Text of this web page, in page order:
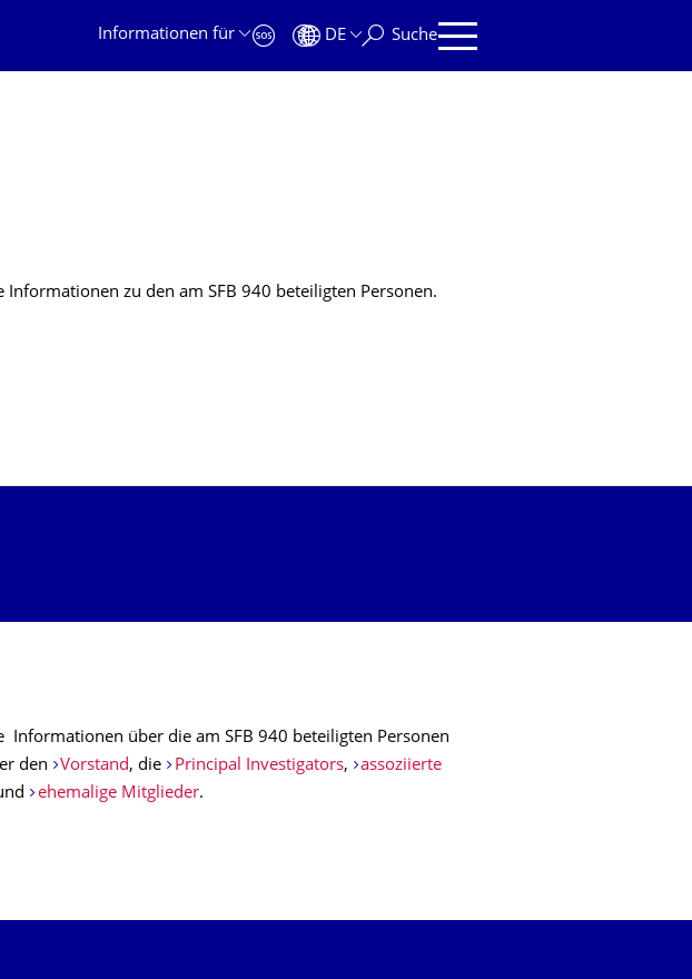
Informationen für
DE Suche
Informationen zu den am SFB 940 beteiligten Personen.
Informationen über die am SFB 940 beteiligten Personen
den Vorstand, die Principal Investigators,
assoziierte
ehemalige Mitglieder.